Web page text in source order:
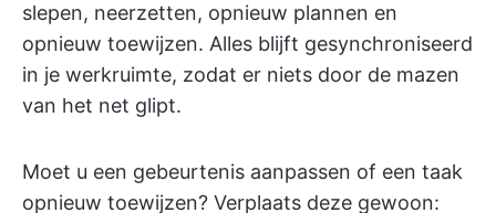
slepen, neerzetten, opnieuw plannen en
opnieuw toewijzen. Alles blijft gesynchroniseerd
in je werkruimte, zodat er niets door de mazen
van het net glipt.
Moet u een gebeurtenis aanpassen of een taak
opnieuw toewijzen? Verplaats deze gewoon: